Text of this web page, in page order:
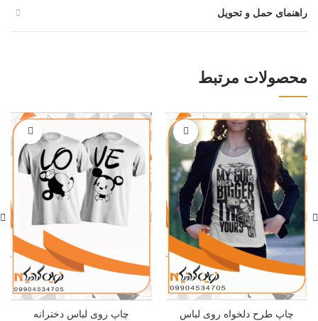
راهنمای حمل و تحویل
محصولات مرتبط
چاپ طرح دلخواه روی لباس چاپ روی لباس دخترانه